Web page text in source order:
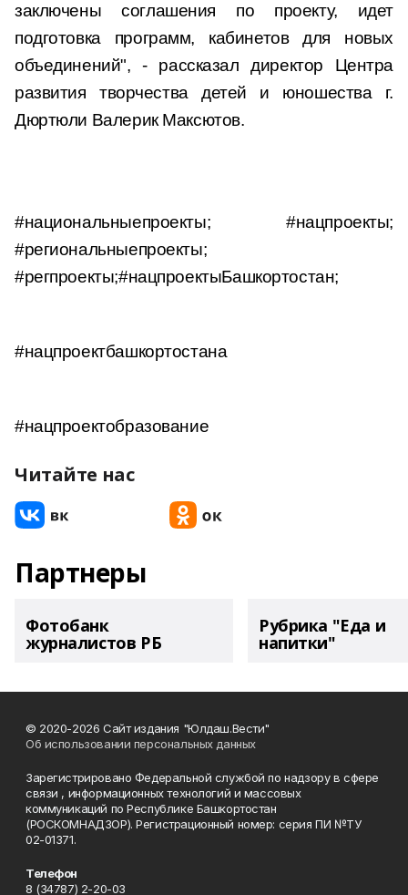
заключены соглашения по проекту, идет
подготовка программ, кабинетов для новых
объединений", - рассказал директор Центра
развития творчества детей и юношества г.
Дюртюли Валерик Максютов.
#национальныепроекты; #нацпроекты;
#региональныепроекты;
#регпроекты;#нацпроектыБашкортостан;
#нацпроектбашкортостана
#нацпроектобразование
Читайте нас
Партнеры
Фотобанк
журналистов РБ
Рубрика "Еда и
напитки"
© 2020-2026 Сайт издания "Юлдаш.Вести"
Об использовании персональных данных
Зарегистрировано Федеральной службой по надзору в сфере
связи , информационных технологий и массовых
коммуникаций по Республике Башкортостан
(РОСКОМНАДЗОР). Регистрационный номер: серия ПИ №ТУ
02-01371.
Телефон
8 (34787) 2-20-03